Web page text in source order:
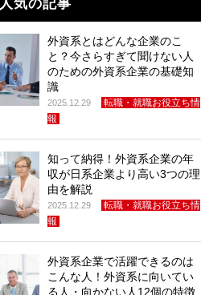
人気の記事
外資系とはどんな企業のこ
と？今さらすぎて聞けない人
のための外資系企業の基礎知
識
2025.12.29
転職・就職お役立ち情
報
知って納得！外資系企業の年
収が日系企業より高い3つの理
由を解説
2025.12.29
転職・就職お役立ち情
報
外資系企業で活躍できるのは
こんな人！外資系に向いてい
る人・向かない人12個の特徴